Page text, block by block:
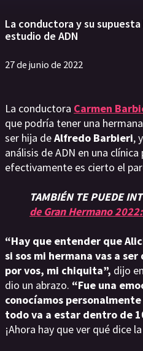
La conductora y su
estudio de ADN
27 de junio de 2022
La conductora Carmen
que podría tener una
ser hija deAlfredo Barbieri,
análisis de ADN en una
efectivamente es cierto el
TAMBIÉN TE PUEDE
de Gran Hermano
“Hay que entender que
si sos mi hermana vas a
por vos, mi chiquita”, dijo
dio un abrazo. “Fue una
conocíamos
todo va a estar dentro de
¡Ahora hay que ver qué dice